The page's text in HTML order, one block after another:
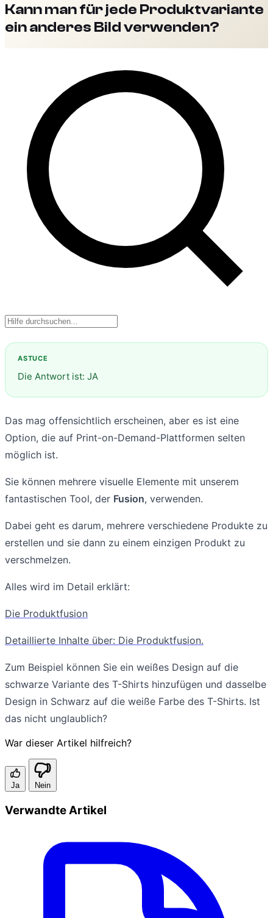
Kann man für jede Produktvariante
ein anderes Bild verwenden?
Die Antwort ist: JA
Das mag offensichtlich erscheinen, aber es ist eine
Option, die auf Print-on-Demand-Plattformen selten
möglich ist.
Sie können mehrere visuelle Elemente mit unserem
fantastischen Tool, der Fusion, verwenden.
Dabei geht es darum, mehrere verschiedene Produkte zu
erstellen und sie dann zu einem einzigen Produkt zu
verschmelzen.
Alles wird im Detail erklärt:
Die Produktfusion
Detaillierte Inhalte über: Die Produktfusion.
Zum Beispiel können Sie ein weißes Design auf die
schwarze Variante des T-Shirts hinzufügen und dasselbe
Design in Schwarz auf die weiße Farbe des T-Shirts. Ist
das nicht unglaublich?
War dieser Artikel hilfreich?
Ja Nein
Verwandte Artikel